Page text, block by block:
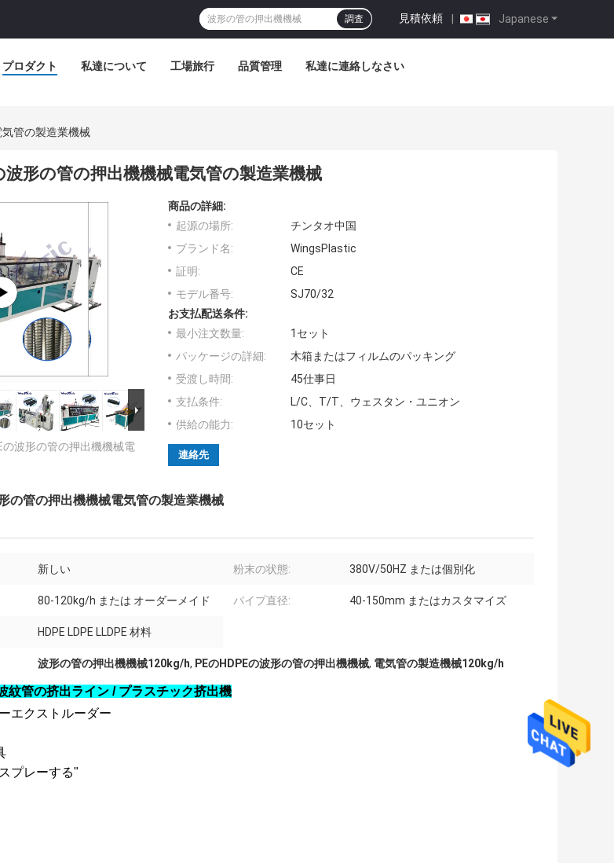
Japanese
見積依頼 |
調査
プロダクト 私達について 工場旅行 品質管理 私達に連絡しなさい
気管の製造業機械
波形の管の押出機機械電気管の製造業機械
の波形の管の押出機機械電
商品の詳細:
起源の場所:
チンタオ中国
ブランド名:
WingsPlastic
証明:
CE
モデル番号:
SJ70/32
お支払配送条件:
最小注文数量:
1セット
パッケージの詳細:
木箱またはフィルムのパッキング
受渡し時間:
45仕事日
支払条件:
L/C、T/T、ウェスタン・ユニオン
供給の能力:
10セット
連絡先
の管の押出機機械電気管の製造業機械
新しい 粉末の状態: 380V/50HZ または個別化
80-120kg/h または オーダーメイド パイプ直径: 40-150mm またはカスタマイズ
HDPE LDPE LLDPE 材料
波形の管の押出機機械120kg/h, PEのHDPEの波形の管の押出機機械, 電気管の製造機械120kg/h
紋管の挤出ライン / プラスチック挤出機
エクストルーダー
プレーする"